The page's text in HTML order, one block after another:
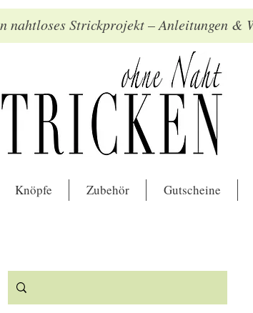
Strickprojekt – Anleitungen &
Knöpfe Zubehör Gutscheine